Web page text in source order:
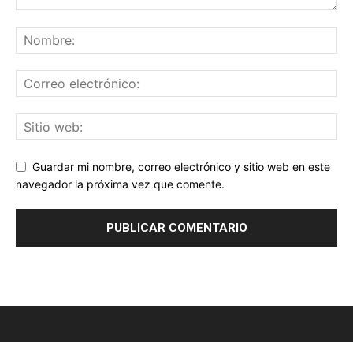
Guardar mi nombre, correo electrónico y sitio web en este
navegador la próxima vez que comente.